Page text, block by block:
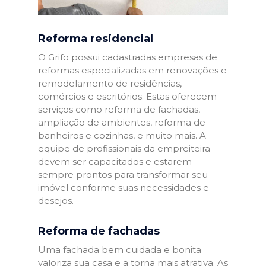
Reforma residencial
O Grifo possui cadastradas empresas de
reformas especializadas em renovações e
remodelamento de residências,
comércios e escritórios. Estas oferecem
serviços como reforma de fachadas,
ampliação de ambientes, reforma de
banheiros e cozinhas, e muito mais. A
equipe de profissionais da empreiteira
devem ser capacitados e estarem
sempre prontos para transformar seu
imóvel conforme suas necessidades e
desejos.
Reforma de fachadas
Uma fachada bem cuidada e bonita
valoriza sua casa e a torna mais atrativa. As